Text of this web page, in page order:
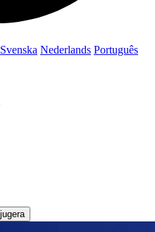
Svenska Nederlands Português